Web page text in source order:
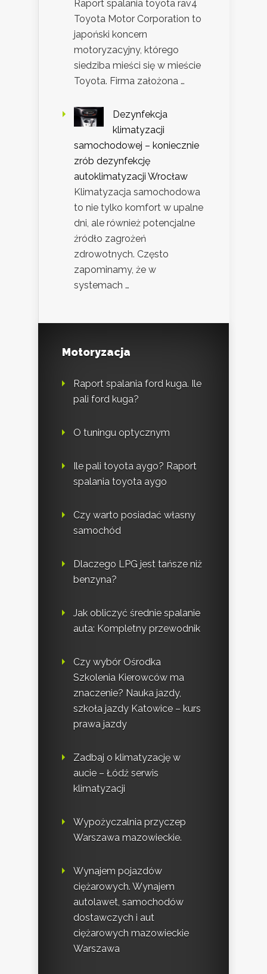
Raport spalania toyota rav4
Toyota Motor Corporation to
japoński koncern
motoryzacyjny, którego
siedziba mieści się w mieście
Toyota. Firma założona …
Dezynfekcja
klimatyzacji
samochodowej – koniecznie
zrób dezynfekcję
autoklimatyzacji Wrocław
Klimatyzacja samochodowa
to nie tylko komfort w upalne
dni, ale również potencjalne
źródło zagrożeń
zdrowotnych. Często
zapominamy, że w
systemach …
Motoryzacja
Raport spalania ford kuga. Ile
pali ford kuga?
O tuningu optycznym
Ile pali toyota aygo? Raport
spalania toyota aygo
Czy warto posiadać własny
samochód
Dlaczego LPG jest tańsze niż
benzyna?
Jak obliczyć średnie spalanie
auta: Kompletny przewodnik
Czy wybór Ośrodka
Szkolenia Kierowców ma
znaczenie? Nauka jazdy,
szkoła jazdy Katowice – kurs
prawa jazdy
Zadbaj o klimatyzację w
aucie – Łódź serwis
klimatyzacji
Wypożyczalnia przyczep
Warszawa mazowieckie.
Wynajem pojazdów
ciężarowych. Wynajem
autolawet, samochodów
dostawczych i aut
ciężarowych mazowieckie
Warszawa